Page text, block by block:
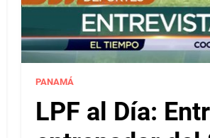
PANAMÁ
LPF al Día: